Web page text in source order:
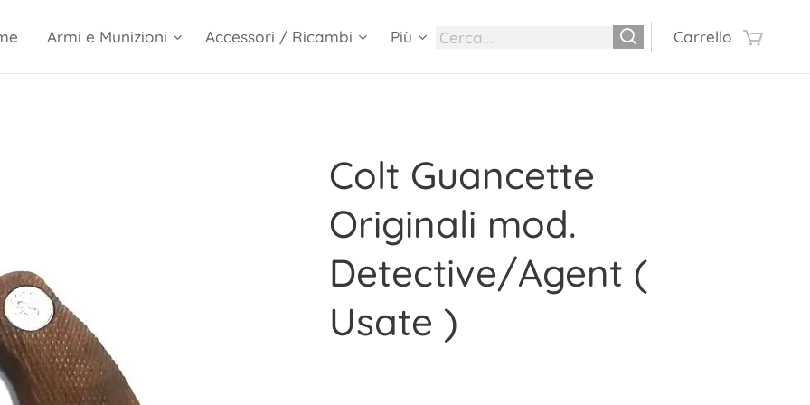
Armi e Munizioni Accessori / Ricambi Più Carrello
Colt Guancette
Originali mod.
Detective/Agent (
Usate )